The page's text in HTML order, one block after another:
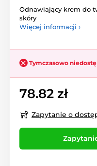
Odnawiający krem do
skóry
Więcej informacji ›
Tymczasowo
78.82 zł
Zapytanie o